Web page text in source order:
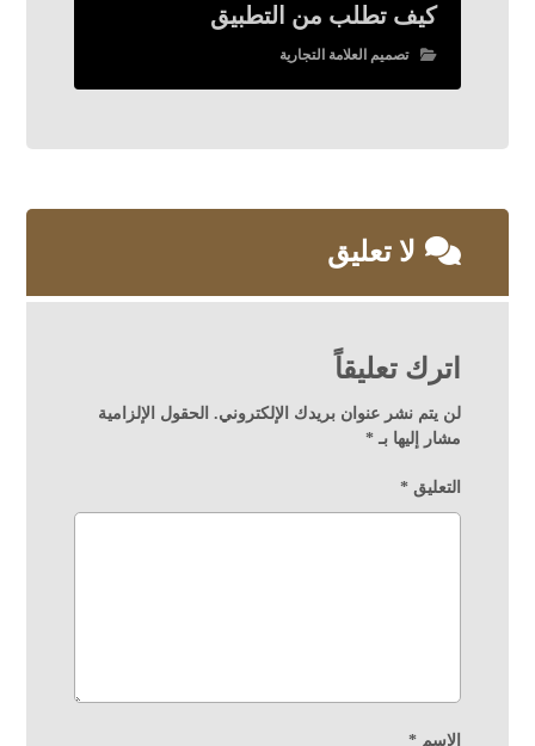
كيف تطلب من التطبيق
تصميم العلامة التجارية
لا تعليق
اترك تعليقاً
لن يتم نشر عنوان بريدك الإلكتروني. الحقول الإلزامية
مشار إليها بـ*
التعليق*
الاسم*